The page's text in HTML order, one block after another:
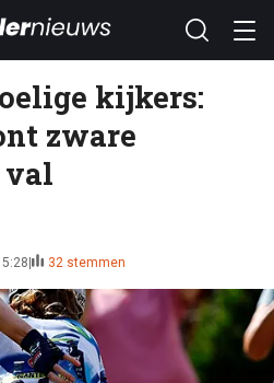
kijkers:
zware
val
32 stemmen